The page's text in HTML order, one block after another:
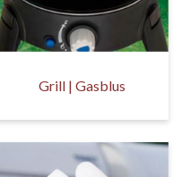
Grill | Gasblus